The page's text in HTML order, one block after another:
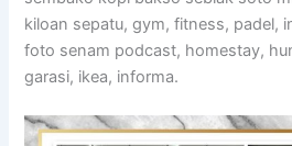
kiloan sepatu, gym, fitness, padel,
foto senam podcast, homestay,
garasi, ikea, informa.